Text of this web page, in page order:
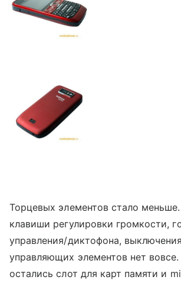
Торцевых элементов стало
клавиши регулировки громкости,
управления/диктофона,
управляющих элементов нет
остались слот для карт памяти и